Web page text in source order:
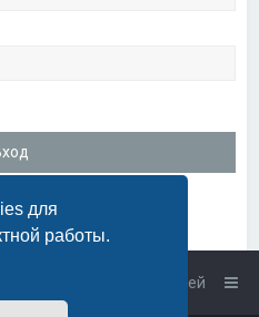
для
работы.
с администрацией